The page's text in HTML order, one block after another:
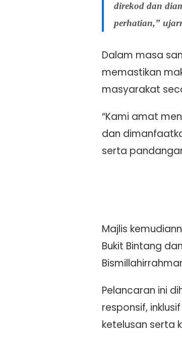
direkod dan
perhatian,”
Dalam masa
memastikan
masyarakat
“Kami amat
dan
serta
Majlis
Bukit Bintang
Pelancaran ini
responsif,
ketelusan serta